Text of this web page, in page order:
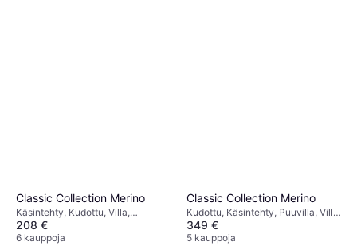
Classic Collection Merino
Käsintehty, Kudottu, Villa,
Valkoinen
208 €
6 kauppoja
Classic Collection Merino
Kudottu, Käsintehty, Puuvilla, Villa,
Valkoinen
349 €
5 kauppoja